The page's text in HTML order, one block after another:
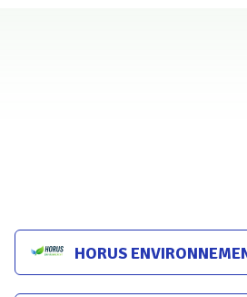
et installent des technologies
Hytec, CMI Proserpol,
industriels vers le recyclage,
HORUS